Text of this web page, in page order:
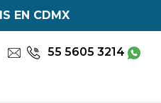
EN CDMX
55 5605 3214